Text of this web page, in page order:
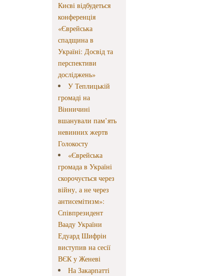
Києві відбудеться
конференція
«Єврейська
спадщина в
Україні: Досвід та
перспективи
досліджень»
У Теплицькій
громаді на
Вінничині
вшанували пам’ять
невинних жертв
Голокосту
«Єврейська
громада в Україні
скорочується через
війну, а не через
антисемітизм»:
Співпрезидент
Вааду України
Едуард Шифрін
виступив на сесії
ВЄК у Женеві
На Закарпатті